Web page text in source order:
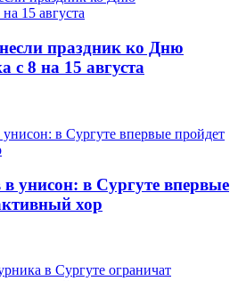
праздник ко Дню
с 8 на 15 августа
в унисон: в Сургуте впервые
хор